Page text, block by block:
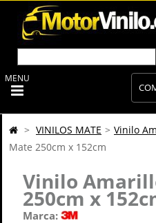
MENU
> VINILOS MATE > Vinilo
Mate 250cm x 152cm
Vinilo
250cm x
Marca: